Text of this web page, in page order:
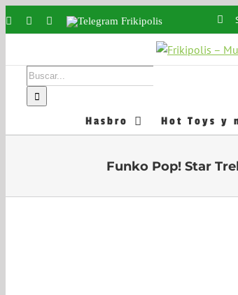
Saltar
al
InstagramFacebookTelegram
Frikipolis
Buscar:
Hasbro Hot Toys y
Funko Pop! Star